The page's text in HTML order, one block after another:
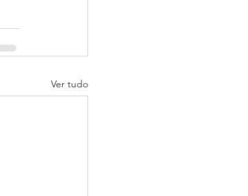
Ver tudo